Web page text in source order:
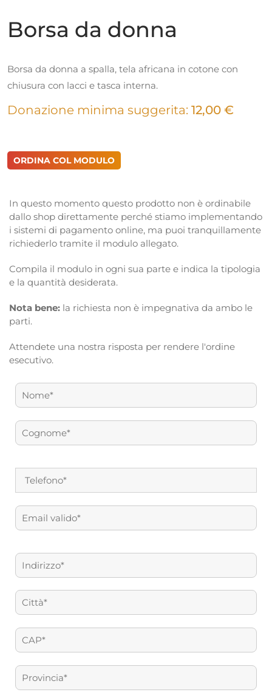
Borsa da donna
Borsa da donna a spalla, tela africana in cotone con
chiusura con lacci e tasca interna.
Donazione minima suggerita: 12,00 €
ORDINA COL MODULO
In questo momento questo prodotto non è ordinabile
dallo shop direttamente perché stiamo implementando
i sistemi di pagamento online, ma puoi tranquillamente
richiederlo tramite il modulo allegato.
Compila il modulo in ogni sua parte e indica la tipologia
e la quantità desiderata.
Nota bene: la richiesta non è impegnativa da ambo le
parti.
Attendete una nostra risposta per rendere l'ordine
esecutivo.